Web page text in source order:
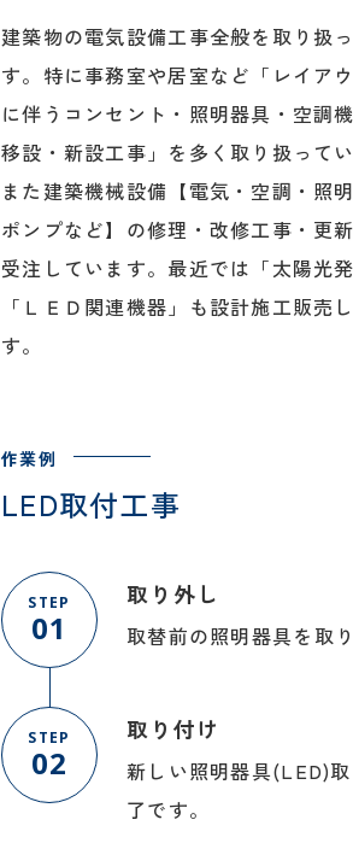
建築物の電気設備工事全般を取り扱
す。特に事務室や居室など「レイア
に伴うコンセント・照明器具・空調
移設・新設工事」を多く取り扱ってい
また建築機械設備【電気・空調・照
ポンプなど】の修理・改修工事・更
受注しています。最近では「太陽光発
「ＬＥＤ関連機器」も設計施工販売
す。
LED取付工事
STEP
01
取り外し
取替前の照明器具を取
STEP
02
取り付け
新しい照明器具(LED)
了です。